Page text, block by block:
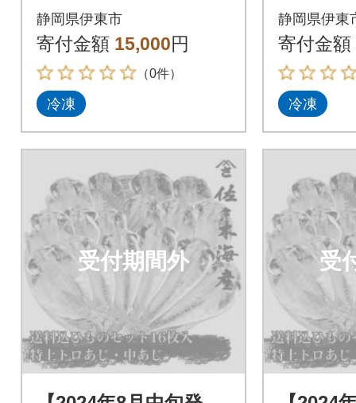
C】特トロあじ・中あ
じ各8枚 伊豆・伊東
の干物詰め合わせ
静岡県伊東市
寄付金額 15,000円
（0件）
冷凍
C】特ト
じ各8
の干物
静岡県伊東
寄付金額
冷凍
受付期間外 受